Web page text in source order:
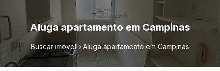
Aluga apartamento em Campinas
Buscar imóvel Aluga apartamento em Campinas